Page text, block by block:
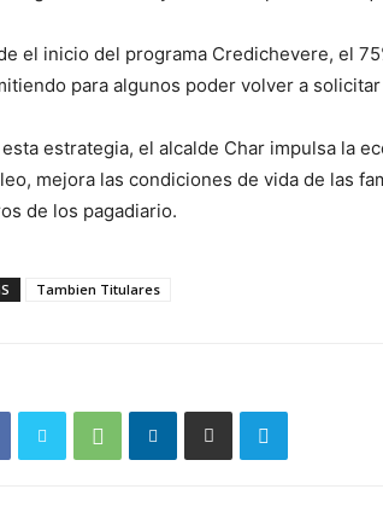
el inicio del programa Credichevere, el
para algunos poder volver a
estrategia, el alcalde Char impulsa la
mejora las condiciones de vida de las
de los pagadiario.
Tambien Titulares